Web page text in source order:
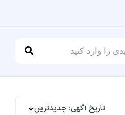
تاریخ آگهی: جدیدترین